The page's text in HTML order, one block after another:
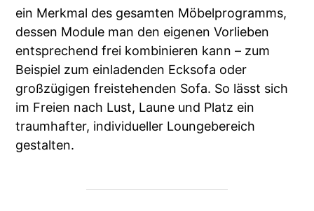
ein Merkmal des gesamten Möbelprogramms,
dessen Module man den eigenen Vorlieben
entsprechend frei kombinieren kann – zum
Beispiel zum einladenden Ecksofa oder
großzügigen freistehenden Sofa. So lässt sich
im Freien nach Lust, Laune und Platz ein
traumhafter, individueller Loungebereich
gestalten.